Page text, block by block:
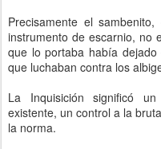
Precisamente el
instrumento de escarnio, no
que lo portaba había
que luchaban contra los
La Inquisición significó
existente, un control a la
la norma.